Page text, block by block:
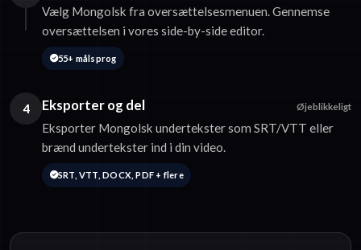
Vælg Mongolsk fra oversættelsesmenuen. Gennemse
oversættelsen i vores side-by-side editor.
55+ målsprog
4 Eksporter og del Øjeblikkeligt
Eksporter Mongolsk undertekster som SRT/VTT eller
brænd undertekster ind i din video.
SRT, VTT, DOCX, PDF + flere